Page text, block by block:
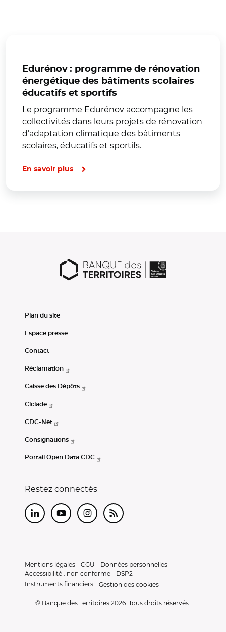
Edurénov : programme de rénovation
énergétique des bâtiments scolaires
éducatifs et sportifs
Le programme Edurénov accompagne les
collectivités dans leurs projets de rénovation
d’adaptation climatique des bâtiments
scolaires, éducatifs et sportifs.
En savoir plus
Plan du site
Espace presse
Contact
Réclamation
Caisse des Dépôts
Ciclade
CDC-Net
Consignations
Portail Open Data CDC
Restez connectés
LinkedInYoutubeInstagram
RSS
Mentions légales CGU
Données personnelles
Accessibilité : non conforme
DSP2
Instruments financiers
Gestion des cookies
© Banque des Territoires 2026. Tous droits réservés.